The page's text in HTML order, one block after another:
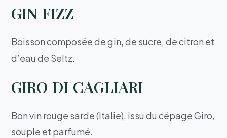
GIN FIZZ
Boisson composée de gin, de sucre, de citron et
d’eau de Seltz.
GIRO DI CAGLIARI
Bon vin rouge sarde (Italie), issu du cépage Giro,
souple et parfumé.